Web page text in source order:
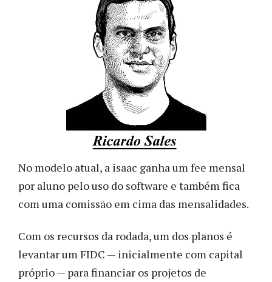
No modelo atual, a isaac ganha um fee mensal
por aluno pelo uso do software e também fica
com uma comissão em cima das mensalidades.
Com os recursos da rodada, um dos planos é
levantar um FIDC — inicialmente com capital
próprio — para financiar os projetos de